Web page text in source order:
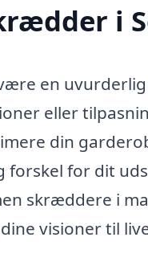
i
en
eller
din
forskel for dit
skræddere i
visioner til